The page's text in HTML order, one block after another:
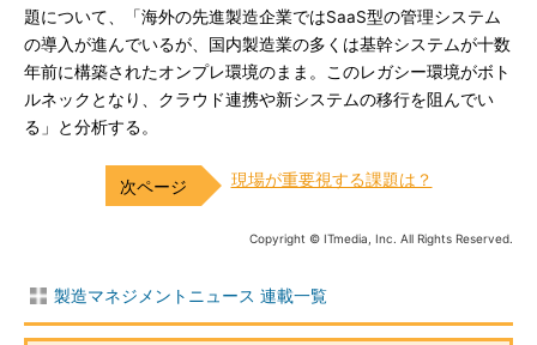
題について、「海外の先進製造企業ではSaaS型の管理システム
の導入が進んでいるが、国内製造業の多くは基幹システムが十数
年前に構築されたオンプレ環境のまま。このレガシー環境がボト
ルネックとなり、クラウド連携や新システムの移行を阻んでい
る」と分析する。
現場が重要視する課題は？
Copyright © ITmedia, Inc. All Rights Reserved.
製造マネジメントニュース 連載一覧